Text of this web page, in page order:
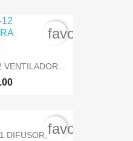
DIFUSOR, &...